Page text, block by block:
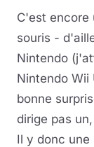
C'est encore
souris -
Nintendo
Nintendo Wii
bonne
dirige pas
Il y donc